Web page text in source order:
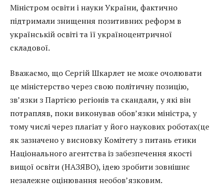
Міністром освіти і науки України, фактично
підтримали знищення позитивних реформ в
українській освіті та її україноцентричної
складової.
Вважаємо, що Сергій Шкарлет не може очолювати
це міністерство через свою політичну позицію,
зв’язки з Партією регіонів та скандали, у які він
потрапляв, поки виконував обов’язки міністра, у
тому числі через плагіат у його наукових роботах(це
як зазначено у висновку Комітету з питань етики
Національного агентства із забезпечення якості
вищої освіти (НАЗЯВО), ідею зробити зовнішнє
незалежне оцінювання необов’язковим.